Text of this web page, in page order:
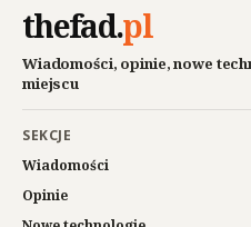
thefad.pl
Wiadomości, opinie, nowe
miejscu
SEKCJE
Wiadomości
Opinie